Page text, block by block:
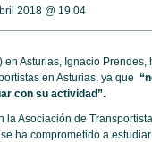
2018 @ 19:04
en Asturias, Ignacio
en Asturias, ya que
con su actividad”.
la Asociación de
ha comprometido a